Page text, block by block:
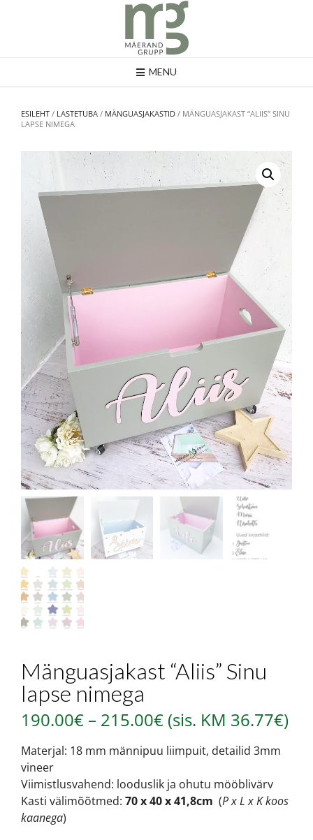
MENU
ESILEHT / LASTETUBA / MÄNGUASJAKASTID / MÄNGUASJAKAST “ALIIS” SINU
LAPSE NIMEGA
Mänguasjakast “Aliis” Sinu
lapse nimega
190.00€ – 215.00€ (sis. KM 36.77€)
Materjal: 18 mm männipuu liimpuit, detailid 3mm
vineer
Viimistlusvahend: looduslik ja ohutu mööblivärv
Kasti välimõõtmed: 70 x 40 x 41,8cm (P x L x K koos
kaanega)